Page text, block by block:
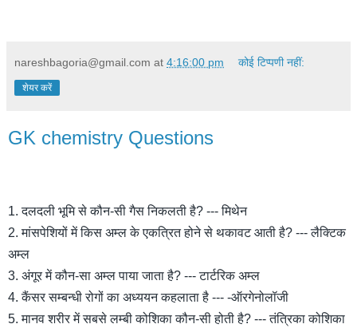
nareshbagoria@gmail.com at 4:16:00 pm कोई टिप्पणी नहीं:
शेयर करें
GK chemistry Questions
1. दलदली भूमि से कौन-सी गैस निकलती है? --- मिथेन
2. मांसपेशियों में किस अम्ल के एकत्रित होने से थकावट आती है? --- लैक्टिक
अम्ल
3. अंगूर में कौन-सा अम्ल पाया जाता है? --- टार्टरिक अम्ल
4. कैंसर सम्बन्धी रोगों का अध्ययन कहलाता है --- -ऑरगेनोलॉजी
5. मानव शरीर में सबसे लम्बी कोशिका कौन-सी होती है? --- तंत्रिका कोशिका